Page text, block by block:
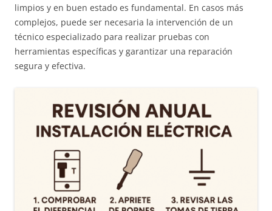
limpios y en buen estado es fundamental. En casos más
complejos, puede ser necesaria la intervención de un
técnico especializado para realizar pruebas con
herramientas específicas y garantizar una reparación
segura y efectiva.